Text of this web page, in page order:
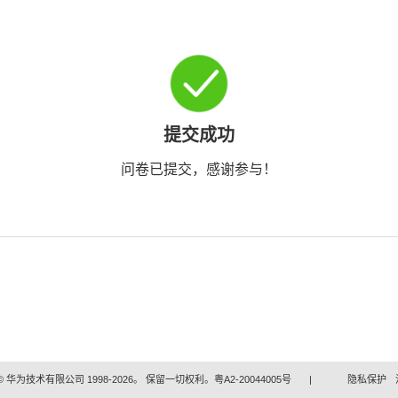
提交成功
问卷已提交，感谢参与！
华为技术有限公司 1998-2026。 保留一切权利。粤A2-20044005号 | 隐私保护